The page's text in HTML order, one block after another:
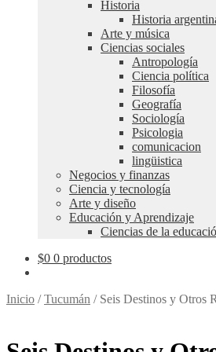
Historia
Historia
Arte y música
Ciencias sociales
Antropología
Ciencia política
Filosofía
Geografía
Sociología
Psicologia
comunicacion
lingüistica
Negocios y finanzas
Ciencia y tecnología
Arte y diseño
Educación y Aprendizaje
Ciencias de la
$0 0 productos
Inicio /Tucumán / Seis Destinos y Otros